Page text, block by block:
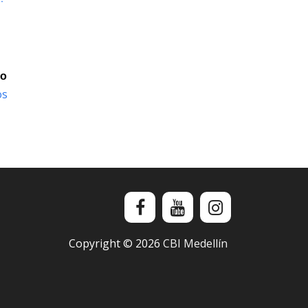
Copyright © 2026 CBI Medellín